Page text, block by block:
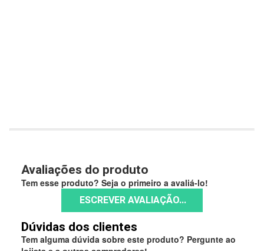
Avaliações do produto
Tem esse produto? Seja o primeiro a avaliá-lo!
ESCREVER AVALIAÇÃO...
Dúvidas dos clientes
Tem alguma dúvida sobre este produto? Pergunte ao